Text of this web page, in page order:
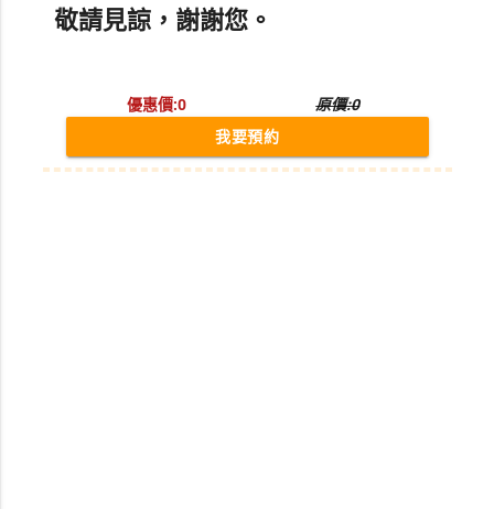
敬請見諒，謝謝您。
優惠價:0
原價:0
我要預約